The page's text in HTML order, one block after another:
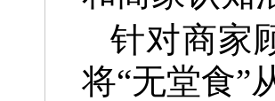
针对商家
将“无堂食”